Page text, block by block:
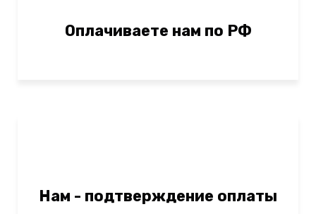
Оплачиваете нам по РФ
Нам - подтверждение оплаты